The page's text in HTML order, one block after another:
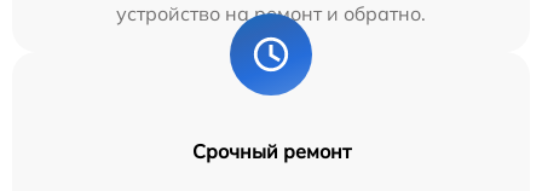
устройство на ремонт и обратно.
Срочный ремонт